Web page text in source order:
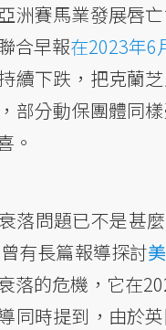
洲賽馬業發展唇
合早報在2023年6
續下跌，把克蘭
部分動保團體同
。
落問題已不是甚
有長篇報導探討
落的危機，它在
同時提到，由於